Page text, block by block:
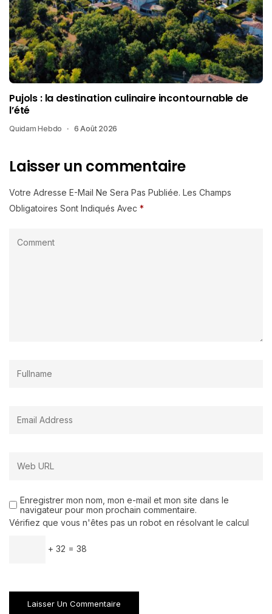
Pujols : la destination culinaire incontournable de
l’été
Quidam Hebdo 6 Août 2026
Laisser un commentaire
Votre Adresse E-Mail Ne Sera Pas Publiée. Les Champs
Obligatoires Sont Indiqués Avec *
Enregistrer mon nom, mon e-mail et mon site dans le
navigateur pour mon prochain commentaire.
Vérifiez que vous n'êtes pas un robot en résolvant le calcul
+ 32 = 38